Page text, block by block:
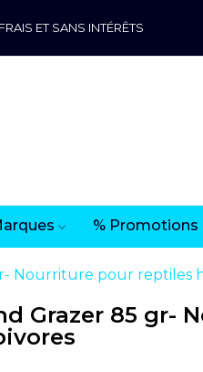
ET SANS INTÉRÊTS
% Promotions
Nourriture pour reptiles
Grazer 85 gr-